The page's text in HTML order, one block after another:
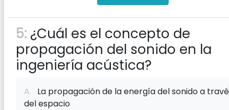
5: ¿Cuál es el concepto de
propagación del sonido en la
ingeniería acústica?
A. La propagación de la energía del sonido a
del espacio